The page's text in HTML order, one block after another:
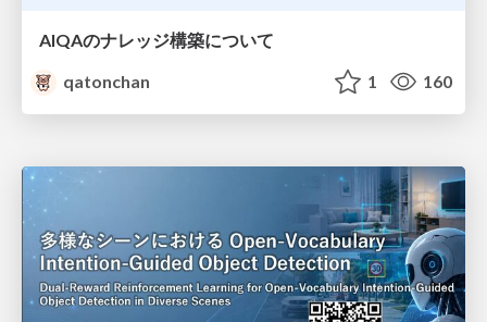
AIQAのナレッジ構築について
qatonchan
1 160